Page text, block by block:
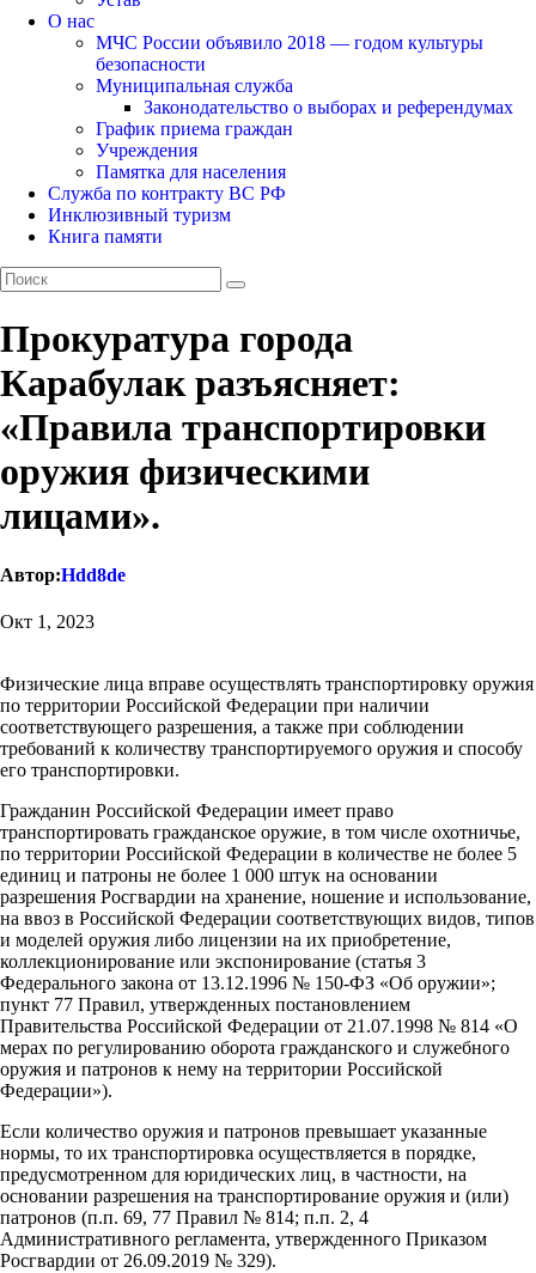
О нас
МЧС России объявило 2018 — годом культуры
безопасности
Муниципальная служба
Законодательство о выборах и референдумах
График приема граждан
Учреждения
Памятка для населения
Служба по контракту ВС РФ
Инклюзивный туризм
Книга памяти
Прокуратура города
Карабулак разъясняет:
«Правила транспортировки
оружия физическими
лицами».
Автор:Hdd8de
Окт 1, 2023
Физические лица вправе осуществлять транспортировку оружия
по территории Российской Федерации при наличии
соответствующего разрешения, а также при соблюдении
требований к количеству транспортируемого оружия и способу
его транспортировки.
Гражданин Российской Федерации имеет право
транспортировать гражданское оружие, в том числе охотничье,
по территории Российской Федерации в количестве не более 5
единиц и патроны не более 1 000 штук на основании
разрешения Росгвардии на хранение, ношение и использование,
на ввоз в Российской Федерации соответствующих видов, типов
и моделей оружия либо лицензии на их приобретение,
коллекционирование или экспонирование (статья 3
Федерального закона от 13.12.1996 № 150-ФЗ «Об оружии»;
пункт 77 Правил, утвержденных постановлением
Правительства Российской Федерации от 21.07.1998 № 814 «О
мерах по регулированию оборота гражданского и служебного
оружия и патронов к нему на территории Российской
Федерации»).
Если количество оружия и патронов превышает указанные
нормы, то их транспортировка осуществляется в порядке,
предусмотренном для юридических лиц, в частности, на
основании разрешения на транспортирование оружия и (или)
патронов (п.п. 69, 77 Правил № 814; п.п. 2, 4
Административного регламента, утвержденного Приказом
Росгвардии от 26.09.2019 № 329).